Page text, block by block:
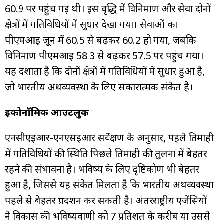
60.9 पर पहुंच गई थी। इस वृद्धि में विनिर्माण और सेवा दोनों
क्षेत्रों में गतिविधियों में सुधार देखा गया। सेवाओं का
पीएमआई जून में 60.5 से बढ़कर 60.2 हो गया, जबकि
विनिर्माण पीएमआई 58.3 से बढ़कर 57.5 पर पहुंच गया।
यह दर्शाता है कि दोनों क्षेत्रों में गतिविधियों में सुधार हुआ है,
जो भारतीय अर्थव्यवस्था के लिए सकारात्मक संकेत है।
इकोनॉमिक आउटलुक
एनसीएईआर-एनएसईआर सर्वेक्षण के अनुसार, पहले तिमाही
में गतिविधियों की स्थिति पिछले तिमाही की तुलना में बेहतर
रहने की संभावना है। भविष्य के लिए दृष्टिकोण भी बेहतर
हुआ है, जिससे यह संकेत मिलता है कि भारतीय अर्थव्यवस्था
पहले से बेहतर प्रदर्शन कर सकती है। अंतरराष्ट्रीय एजेंसियों
ने विकास की भविष्यवाणी को 7 प्रतिशत के करीब या उससे